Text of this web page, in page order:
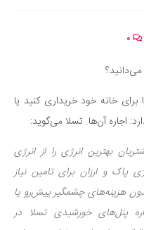
خانه خود خریداری کنید یا
اجاره آن‌ها. تسلا می‌گوید:
بهترین انرژی را از انرژی
پاک و ارزان برای تامین نیاز
هزینه‌های چشمگیر پیش‌رو یا
پنل‌های خورشیدی تسلا در